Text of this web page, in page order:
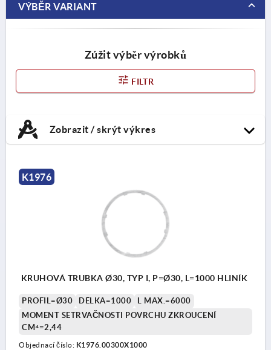
VÝBĚR VARIANT
Zúžit výběr výrobků
FILTR
Zobrazit / skrýt výkres
K1976
KRUHOVÁ TRUBKA Ø30, TYP I, P=Ø30, L=1000 HLINÍK
PROFIL=Ø30 DÉLKA=1000
L MAX.=6000
MOMENT SETRVAČNOSTI POVRCHU ZKROUCENÍ
CM⁴=2,44
Objednací číslo: K1976.00300X1000